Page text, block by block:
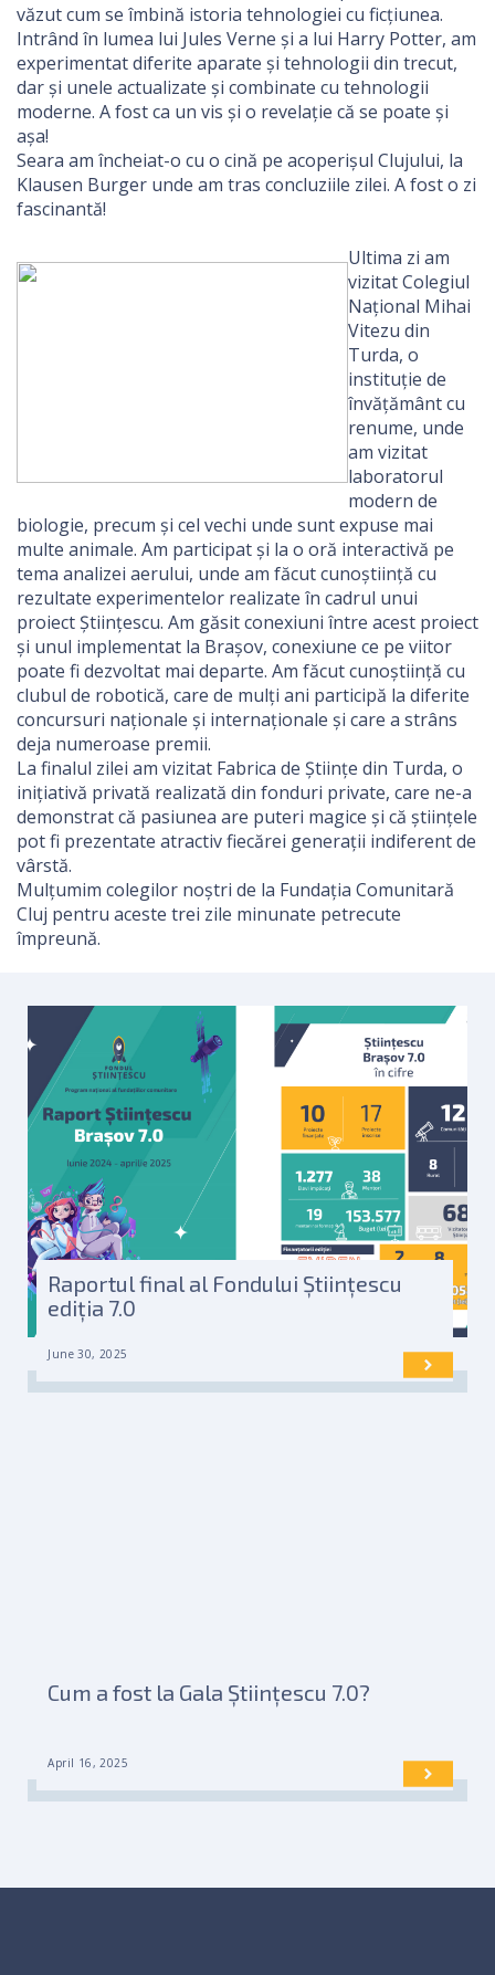
văzut cum se îmbină istoria tehnologiei cu ficțiunea.
Intrând în lumea lui Jules Verne și a lui Harry Potter, am
experimentat diferite aparate și tehnologii din trecut,
dar și unele actualizate și combinate cu tehnologii
moderne. A fost ca un vis și o revelație că se poate și
așa!
Seara am încheiat-o cu o cină pe acoperișul Clujului, la
Klausen Burger unde am tras concluziile zilei. A fost o zi
fascinantă!
Ultima zi am
vizitat Colegiul
Național Mihai
Vitezu din
Turda, o
instituție de
învățământ cu
renume, unde
am vizitat
laboratorul
modern de
biologie, precum și cel vechi unde sunt expuse mai
multe animale. Am participat și la o oră interactivă pe
tema analizei aerului, unde am făcut cunoștiință cu
rezultate experimentelor realizate în cadrul unui
proiect Științescu. Am găsit conexiuni între acest proiect
și unul implementat la Brașov, conexiune ce pe viitor
poate fi dezvoltat mai departe. Am făcut cunoștiință cu
clubul de robotică, care de mulți ani participă la diferite
concursuri naționale și internaționale și care a strâns
deja numeroase premii.
La finalul zilei am vizitat Fabrica de Științe din Turda, o
inițiativă privată realizată din fonduri private, care ne-a
demonstrat că pasiunea are puteri magice și că științele
pot fi prezentate atractiv fiecărei generații indiferent de
vârstă.
Mulțumim colegilor noștri de la Fundația Comunitară
Cluj pentru aceste trei zile minunate petrecute
împreună.
Raportul final al Fondului Științescu
ediția 7.0
June 30, 2025
Cum a fost la Gala Științescu 7.0?
April 16, 2025